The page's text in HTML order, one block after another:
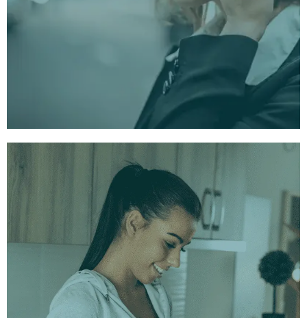
foco no movimento, aproveite nossas sessões de
caminhar e ouvir.
Com ou sem música
Cada tipo de sessão vem em duas versões: uma
com música de fundo cuidadosamente